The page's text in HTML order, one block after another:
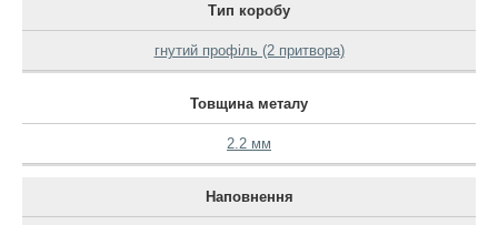
Тип коробу
гнутий профіль (2 притвора)
Товщина металу
2.2 мм
Наповнення